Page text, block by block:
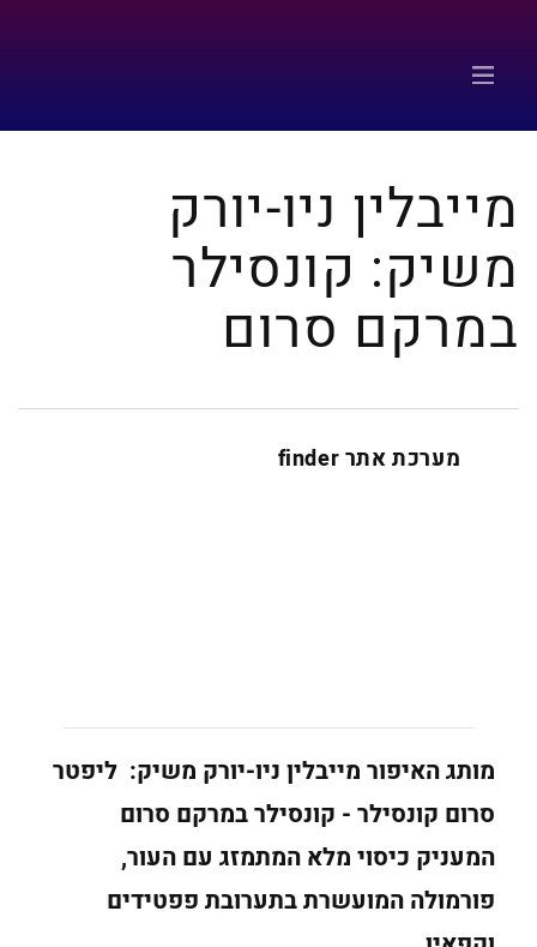
מייבלין ניו-יורק
משיק: קונסילר
במרקם סרום
מערכת אתר finder
מותג האיפור מייבלין ניו-יורק משיק: ליפטר
סרום קונסילר - קונסילר במרקם סרום
המעניק כיסוי מלא המתמזג עם העור,
פורמולה המועשרת בתערובת פפטידים